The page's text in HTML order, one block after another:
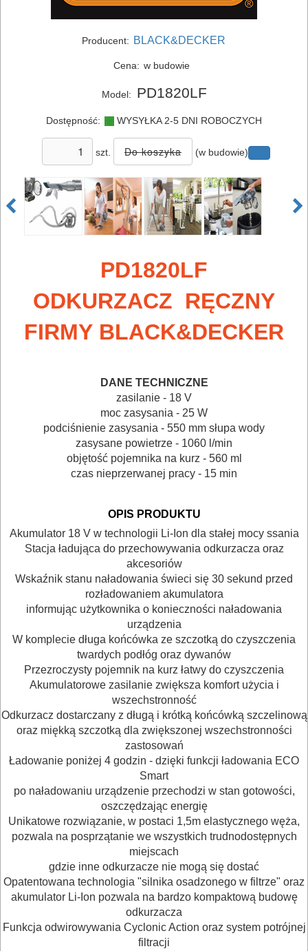
ELEKTRONARZĘDZIA
AKUMULATOROWE
OSPRZĘT
DO
ELEKTRONARZĘDZI
MAGAZYNOWANIE
TRANSPORTOWANIE
POMIAROWE
NARZĘDZIA
BUDOWLANE
GLAZURNICZE
AKCESORIA
MASZYNKI
URZĄDZENIA
BUDOWLANE
MASZYNY
NARZĘDZIA
Producent: BLACK&DECKER
Cena: w budowie
Model: PD1820LF
Dostępność: WYSYŁKA 2-5 DNI ROBOCZYCH
szt. (w budowie)
PD1820LF
ODKURZACZ RĘCZNY
FIRMY BLACK&DECKER
DANE TECHNICZNE
zasilanie - 18 V
moc zasysania - 25 W
podciśnienie zasysania - 550 mm słupa wody
zasysane powietrze - 1060 l/min
objętość pojemnika na kurz - 560 ml
czas nieprzerwanej pracy - 15 min
OPIS PRODUKTU
Akumulator 18 V w technologii Li-Ion dla stałej mocy ssania
Stacja ładująca do przechowywania odkurzacza oraz
akcesoriów
Wskaźnik stanu naładowania świeci się 30 sekund przed
rozładowaniem akumulatora
informując użytkownika o konieczności naładowania
urządzenia
W komplecie długa końcówka ze szczotką do czyszczenia
twardych podłóg oraz dywanów
Przezroczysty pojemnik na kurz łatwy do czyszczenia
Akumulatorowe zasilanie zwiększa komfort użycia i
wszechstronność
Odkurzacz dostarczany z długą i krótką końcówką szczelinową
oraz miękką szczotką dla zwiększonej wszechstronności
zastosowań
Ładowanie poniżej 4 godzin - dzięki funkcji ładowania ECO
Smart
po naładowaniu urządzenie przechodzi w stan gotowości,
oszczędzając energię
Unikatowe rozwiązanie, w postaci 1,5m elastycznego węża,
pozwala na posprzątanie we wszystkich trudnodostępnych
miejscach
gdzie inne odkurzacze nie mogą się dostać
Opatentowana technologia "silnika osadzonego w filtrze" oraz
akumulator Li-Ion pozwala na bardzo kompaktową budowę
odkurzacza
Funkcja odwirowywania Cyclonic Action oraz system potrójnej
filtracji